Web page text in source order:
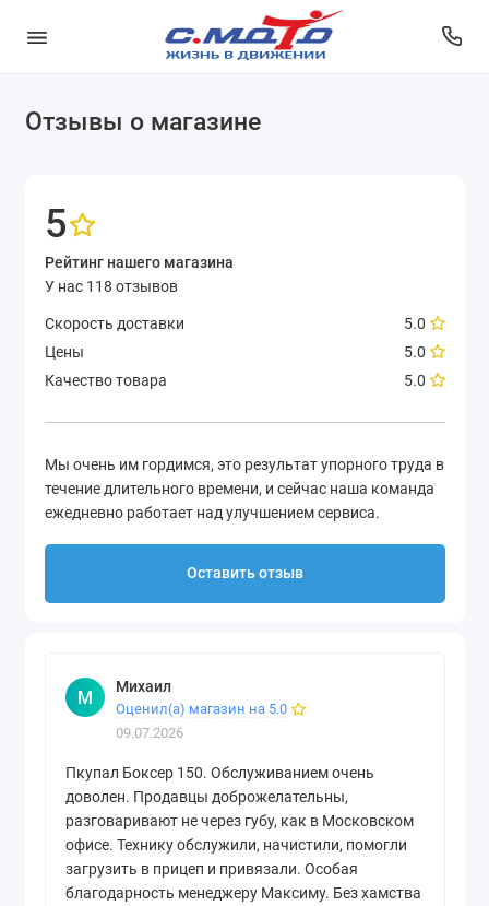
Отзывы о магазине
М Михаил
Оценил(а) магазин на 5.0
09.07.2026
Пкупал Боксер 150. Обслуживанием очень
доволен. Продавцы доброжелательны,
разговаривают не через губу, как в Московском
офисе. Технику обслужили, начистили, помогли
загрузить в прицеп и привязали. Особая
благодарность менеджеру Максиму. Без хамства
5
Рейтинг нашего магазина
У нас 118 отзывов
Скорость доставки
5.0
Цены
5.0
Качество товара
5.0
Мы очень им гордимся, это результат упорного труда в
течение длительного времени, и сейчас наша команда
ежедневно работает над улучшением сервиса.
Оставить отзыв